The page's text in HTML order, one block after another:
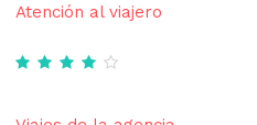
Atención al viajero